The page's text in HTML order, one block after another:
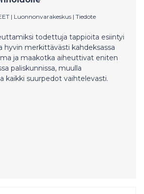
| Luonnonvarakeskus | Tiedote
todettuja tappioita esiintyi
hyvin merkittävästi kahdeksassa
ja maakotka aiheuttivat eniten
paliskunnissa, muulla
kaikki suurpedot vaihtelevasti.